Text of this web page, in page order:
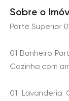
Sobre o
Parte Superior
01 Banheiro
Cozinha com
01 Lavanderia